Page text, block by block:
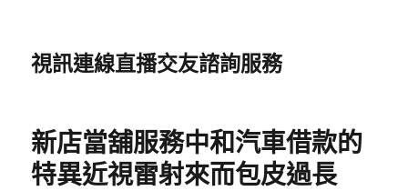
視訊連線直播交友諮詢服務
新店當舖服務中和汽車借款的
特異近視雷射來而包皮過長